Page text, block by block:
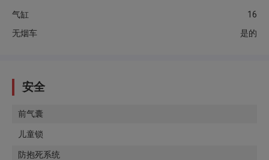
气缸
16
无烟车
是的
安全
前气囊
儿童锁
防抱死系统